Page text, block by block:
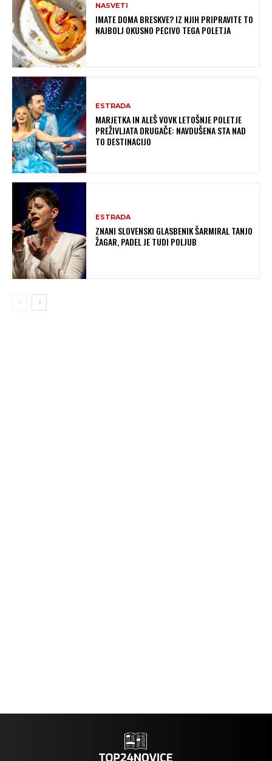
NASVETI
IMATE DOMA BRESKVE? IZ NJIH PRIPRAVITE TO
NAJBOLJ OKUSNO PECIVO TEGA POLETJA
ESTRADA
MARJETKA IN ALEŠ VOVK LETOŠNJE POLETJE
PREŽIVLJATA DRUGAČE: NAVDUŠENA STA NAD
TO DESTINACIJO
ESTRADA
ZNANI SLOVENSKI GLASBENIK ŠARMIRAL TANJO
ŽAGAR, PADEL JE TUDI POLJUB